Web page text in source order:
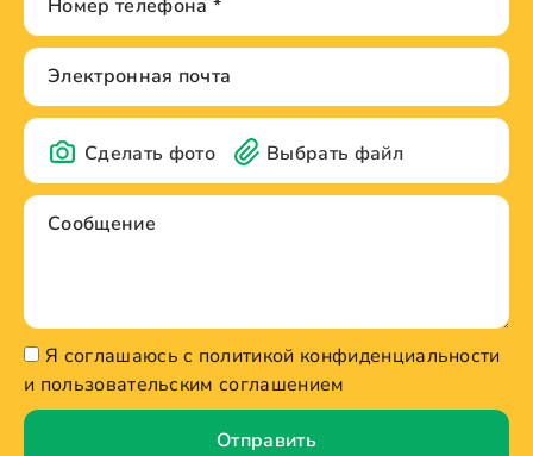
Сделать фото Выбрать файл
Я соглашаюсь с политикой конфиденциальности
и пользовательским соглашением
Отправить